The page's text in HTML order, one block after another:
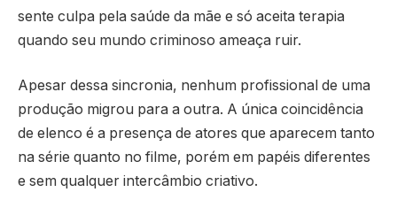
sente culpa pela saúde da mãe e só aceita terapia
quando seu mundo criminoso ameaça ruir.
Apesar dessa sincronia, nenhum profissional de uma
produção migrou para a outra. A única coincidência
de elenco é a presença de atores que aparecem tanto
na série quanto no filme, porém em papéis diferentes
e sem qualquer intercâmbio criativo.